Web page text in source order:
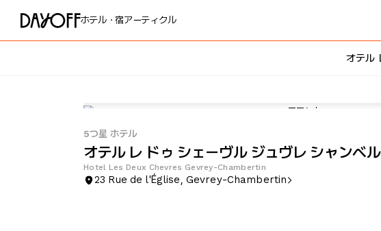
ホテル・宿アーティクル
オテル
5つ星 ホテル
オテル レ ドゥ シェーヴル ジュヴレ シャンベ
Hotel Les Deux Chevres Gevrey-Chambertin
23 Rue de l'Église, Gevrey-Chambertin